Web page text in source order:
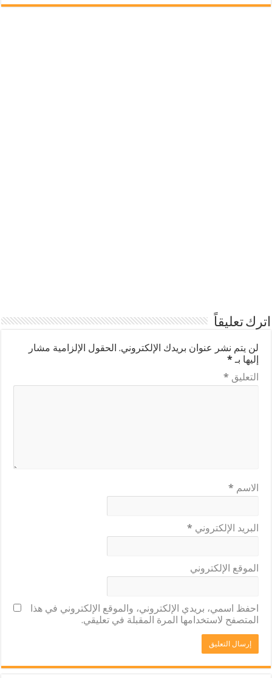
اترك تعليقاً
لن يتم نشر عنوان بريدك الإلكتروني. الحقول الإلزامية مشار
إليها بـ *
التعليق *
الاسم *
البريد الإلكتروني *
الموقع الإلكتروني
احفظ اسمي، بريدي الإلكتروني، والموقع الإلكتروني في هذا
المتصفح لاستخدامها المرة المقبلة في تعليقي.